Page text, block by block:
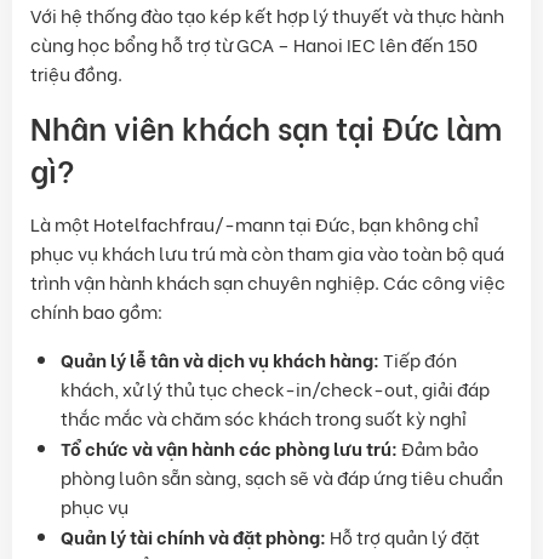
Với hệ thống đào tạo kép kết hợp lý thuyết và thực hành
cùng học bổng hỗ trợ từ GCA – Hanoi IEC lên đến 150
triệu đồng.
Nhân viên khách sạn tại Đức làm
gì?
Là một Hotelfachfrau/-mann tại Đức, bạn không chỉ
phục vụ khách lưu trú mà còn tham gia vào toàn bộ quá
trình vận hành khách sạn chuyên nghiệp. Các công việc
chính bao gồm:
Quản lý lễ tân và dịch vụ khách hàng:Tiếp đón
khách, xử lý thủ tục check-in/check-out, giải đáp
thắc mắc và chăm sóc khách trong suốt kỳ nghỉ
Tổ chức và vận hành các phòng lưu trú:Đảm bảo
phòng luôn sẵn sàng, sạch sẽ và đáp ứng tiêu chuẩn
phục vụ
Quản lý tài chính và đặt phòng: Hỗ trợ quản lý đặt